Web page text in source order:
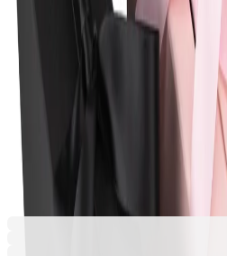
240 х 180 х 78
260 х 230 х 95
330 х 270 х 120
Цвят на кутията
9,59 €
18,75 лв.
Ценa с ДДС